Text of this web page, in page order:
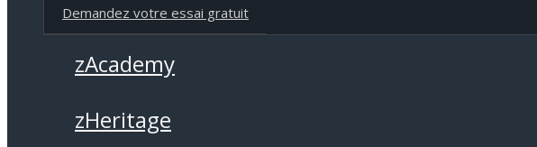
Demandez votre essai gratuit
zAcademy
zHeritage